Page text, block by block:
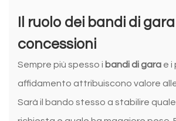
Il ruolo dei bandi di
concessioni
Sempre più spesso i bandi di gara e i
affidamento attribuiscono valore
Sarà il bando stesso a stabilire